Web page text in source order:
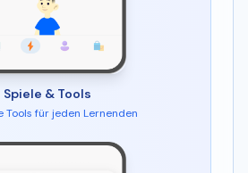
Spiele & Tools
Tools für jeden Lernenden